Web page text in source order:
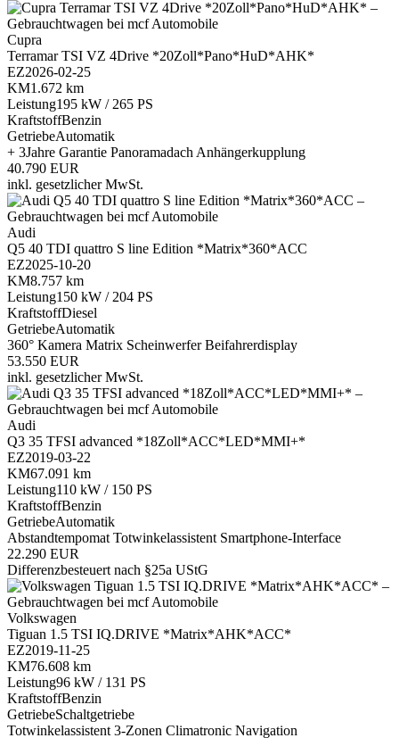
Cupra
Terramar TSI VZ 4Drive *20Zoll*Pano*HuD*AHK*
EZ2026-02-25
KM1.672 km
Leistung195 kW / 265 PS
KraftstoffBenzin
GetriebeAutomatik
+ 3Jahre Garantie Panoramadach Anhängerkupplung
40.790 EUR
inkl. gesetzlicher MwSt.
Audi
Q5 40 TDI quattro S line Edition *Matrix*360*ACC
EZ2025-10-20
KM8.757 km
Leistung150 kW / 204 PS
KraftstoffDiesel
GetriebeAutomatik
360° Kamera Matrix Scheinwerfer Beifahrerdisplay
53.550 EUR
inkl. gesetzlicher MwSt.
Audi
Q3 35 TFSI advanced *18Zoll*ACC*LED*MMI+*
EZ2019-03-22
KM67.091 km
Leistung110 kW / 150 PS
KraftstoffBenzin
GetriebeAutomatik
Abstandtempomat Totwinkelassistent Smartphone-Interface
22.290 EUR
Differenzbesteuert nach §25a UStG
Volkswagen
Tiguan 1.5 TSI IQ.DRIVE *Matrix*AHK*ACC*
EZ2019-11-25
KM76.608 km
Leistung96 kW / 131 PS
KraftstoffBenzin
GetriebeSchaltgetriebe
Totwinkelassistent 3-Zonen Climatronic Navigation